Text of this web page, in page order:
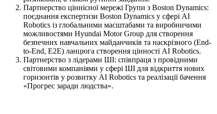
Партнерство ціннісної мережі Групи з Boston Dynamics:
поєднання експертизи Boston Dynamics у сфері AI
Robotics із глобальними масштабами та виробничими
можливостями Hyundai Motor Group для створення
безпечних навчальних майданчиків та наскрізного (End-
to-End, E2E) ланцюга створення цінності AI Robotics.
Партнерство з лідерами ШІ: співпраця з провідними
світовими компаніями у сфері ШІ для відкриття нових
горизонтів у розвитку AI Robotics та реалізації бачення
«Прогрес заради людства».